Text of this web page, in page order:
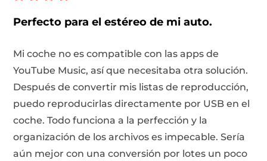
Perfecto para el estéreo de mi auto.
Mi coche no es compatible con las apps de
YouTube Music, así que necesitaba otra solución.
Después de convertir mis listas de reproducción,
puedo reproducirlas directamente por USB en el
coche. Todo funciona a la perfección y la
organización de los archivos es impecable. Sería
aún mejor con una conversión por lotes un poco